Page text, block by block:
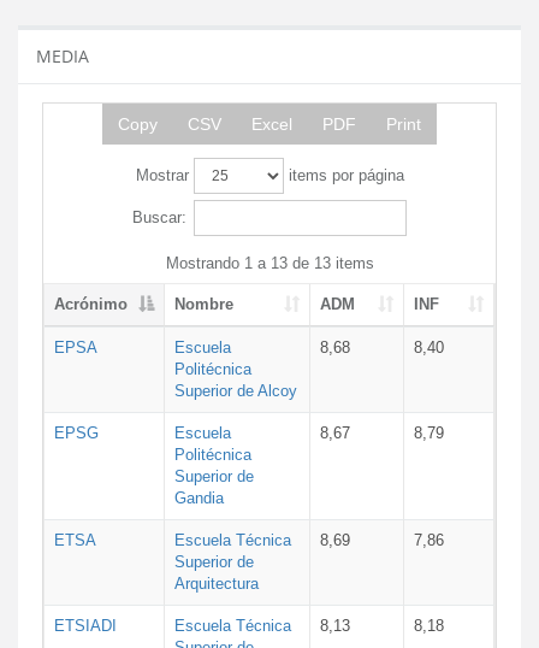
MEDIA
Copy CSV Excel PDF Print
Mostrar items por página
Buscar:
Mostrando 1 a 13 de 13 items
Acrónimo Nombre ADM INF
EPSA
Escuela
Politécnica
Superior de Alcoy
8,68 8,40
EPSG
Escuela
Politécnica
Superior de
Gandia
8,67 8,79
ETSA
Escuela Técnica
Superior de
Arquitectura
8,69 7,86
ETSIADI
Escuela Técnica
8,13 8,18